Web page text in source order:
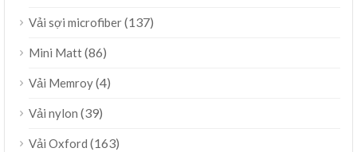
Vải sợi microfiber(137)
Mini Matt(86)
Vải Memroy(4)
Vải nylon (39)
Vải Oxford (163)